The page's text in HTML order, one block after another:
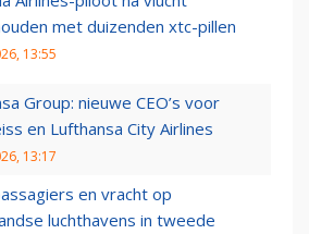
met duizenden xtc-pillen
13:55
Group: nieuwe CEO’s voor
en Lufthansa City Airlines
13:17
en vracht op
luchthavens in tweede